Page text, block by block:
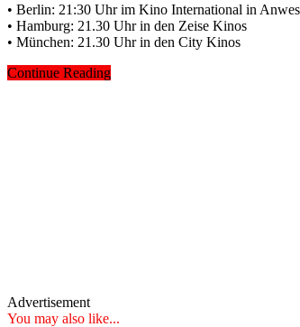
• Berlin: 21:30 Uhr im Kino International in
• Hamburg: 21.30 Uhr in den Zeise Kinos
• München: 21.30 Uhr in den City Kinos
Continue Reading
Advertisement
You may also like...